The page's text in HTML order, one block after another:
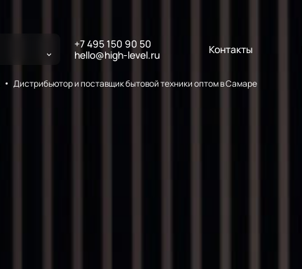
+7 495 150 90 50
hello@high-level.ru
Контакты
Дистрибьютор и поставщик бытовой техники оптом в Самаре